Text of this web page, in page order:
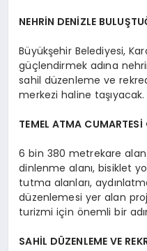
NEHRİN DENİZLE
Büyükşehir Belediyesi,
güçlendirmek adına
sahil düzenleme ve
merkezi haline taşıyacak.
TEMEL ATMA
6 bin 380 metrekare
dinlenme alanı, bisiklet
tutma alanları,
düzenlemesi yer alan
turizmi için önemli bir
SAHİL DÜZENLEME VE